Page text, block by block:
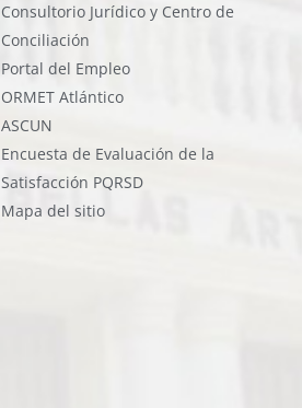
Consultorio Jurídico y Centro de
Conciliación
Portal del Empleo
ORMET Atlántico
ASCUN
Encuesta de Evaluación de la
Satisfacción PQRSD
Mapa del sitio